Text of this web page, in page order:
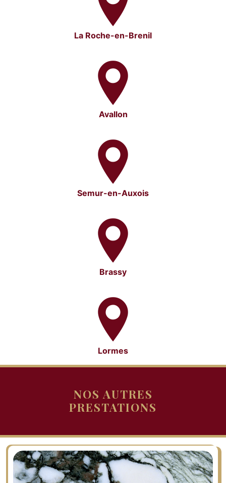
La Roche-en-Brenil
Avallon
Semur-en-Auxois
Brassy
Lormes
NOS AUTRES
PRESTATIONS